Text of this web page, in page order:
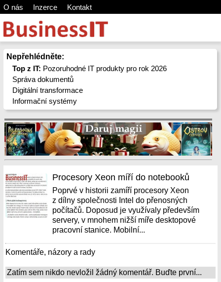
O nás Inzerce Kontakt
Nepřehlédněte:
Top z IT: Pozoruhodné IT produkty pro rok 2026
Správa dokumentů
Digitální transformace
Informační systémy
Procesory Xeon míří do notebooků
Poprvé v historii zamíří procesory Xeon
z dílny společnosti Intel do přenosných
počítačů. Doposud je využívaly především
servery, v mnohem nižší míře desktopové
pracovní stanice. Mobilní...
Komentáře, názory a rady
Zatím sem nikdo nevložil žádný komentář. Buďte první...